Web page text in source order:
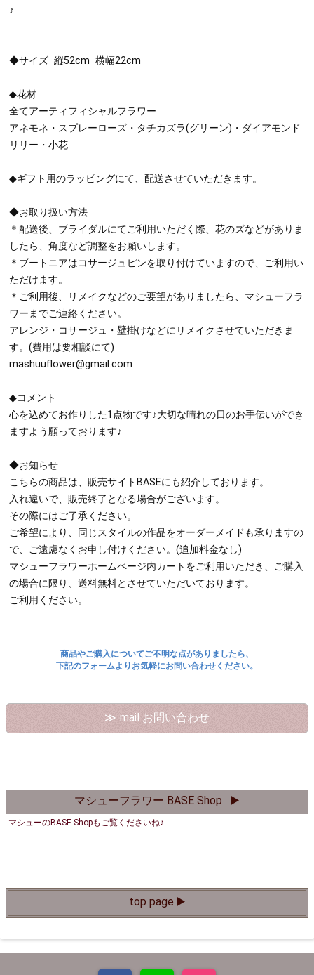
♪
◆サイズ 縦52cm 横幅22cm
◆花材
全てアーティフィシャルフラワー
アネモネ・スプレーローズ・タチカズラ(グリーン)・ダイアモンド
リリー・小花
◆ギフト用のラッピングにて、配送させていただきます。
◆お取り扱い方法
＊配送後、ブライダルにてご利用いただく際、花のズなどがありま
したら、角度など調整をお願いします。
＊ブートニアはコサージュピンを取り付けていますので、ご利用い
ただけます。
＊ご利用後、リメイクなどのご要望がありましたら、マシューフラ
ワーまでご連絡ください。
アレンジ・コサージュ・壁掛けなどにリメイクさせていただきま
す。(費用は要相談にて)
mashuuflower@gmail.com
◆コメント
心を込めてお作りした1点物です♪大切な晴れの日のお手伝いができ
ますよう願っております♪
◆お知らせ
こちらの商品は、販売サイトBASEにも紹介しております。
入れ違いで、販売終了となる場合がございます。
その際にはご了承ください。
ご希望により、同じスタイルの作品をオーダーメイドも承りますの
で、ご遠慮なくお申し付けください。(追加料金なし)
マシューフラワーホームページ内カートをご利用いただき、ご購入
の場合に限り、送料無料とさせていただいております。
ご利用ください。
商品やご購入についてご不明な点がありましたら、
下記のフォームよりお気軽にお問い合わせください。
mail お問い合わせ
マシューフラワー BASE Shop ▶️
マシューのBASE Shopもご覧くださいね♪
top page ▶️